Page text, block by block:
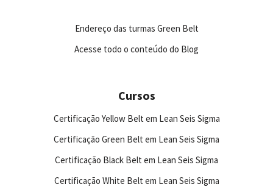
Endereço das turmas Green Belt
Acesse todo o conteúdo do Blog
Cursos
Certificação Yellow Belt em Lean Seis Sigma
Certificação Green Belt em Lean Seis Sigma
Certificação Black Belt em Lean Seis Sigma
Certificação White Belt em Lean Seis Sigma